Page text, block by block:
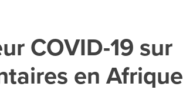
COVID-19 sur
en Afrique